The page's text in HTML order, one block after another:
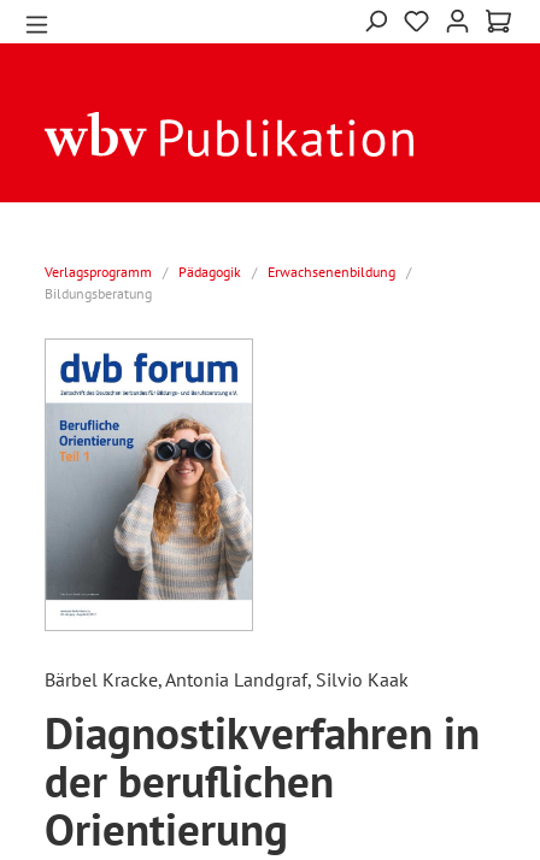
Verlagsprogramm / Pädagogik / Erwachsenenbildung /
Bildungsberatung
Bärbel Kracke, Antonia Landgraf, Silvio Kaak
Diagnostikverfahren in
der beruflichen
Orientierung